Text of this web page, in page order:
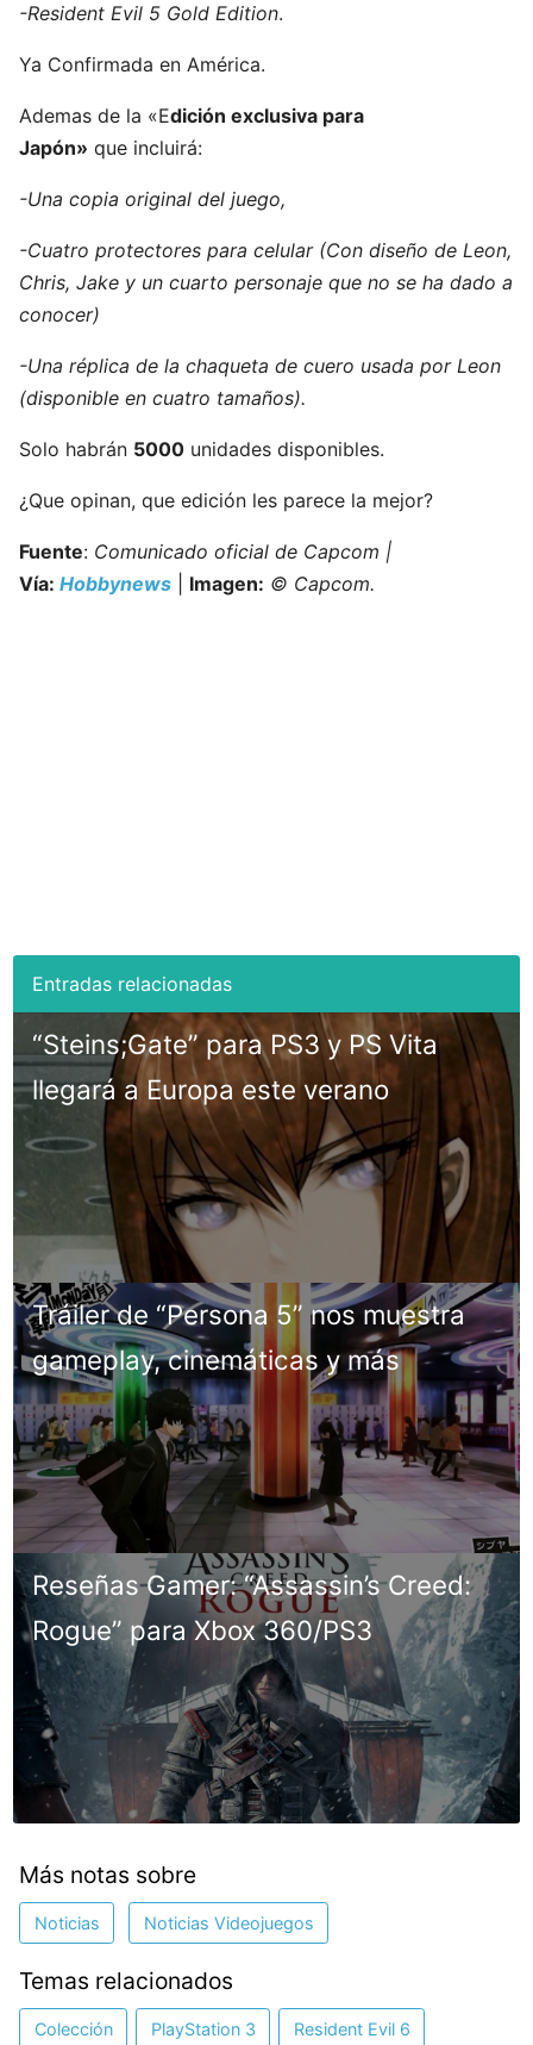
-Resident Evil 5 Gold Edition.
Ya Confirmada en América.
Ademas de la «Edición exclusiva para
Japón» que incluirá:
-Una copia original del juego,
-Cuatro protectores para celular (Con diseño de Leon,
Chris, Jake y un cuarto personaje que no se ha dado a
conocer)
-Una réplica de la chaqueta de cuero usada por Leon
(disponible en cuatro tamaños).
Solo habrán 5000 unidades disponibles.
¿Que opinan, que edición les parece la mejor?
Fuente: Comunicado oficial de Capcom |
Vía: Hobbynews Imagen: © Capcom.
“Steins;Gate” para PS3 y PS Vita
llegará a Europa este verano
Tráiler de “Persona 5” nos muestra
gameplay, cinemáticas y más
Reseñas Gamer: “Assassin’s Creed:
Rogue” para Xbox 360/PS3
Más notas sobre
Noticias Noticias Videojuegos
Temas relacionados
Colección PlayStation 3 Resident Evil 6